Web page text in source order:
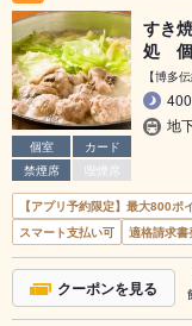
個室
カード
禁煙席
喫煙席
すき
処 個
【博多
地
【アプリ予約限定】最大800ポ
スマート支払い可
適格請求
クーポンを見る